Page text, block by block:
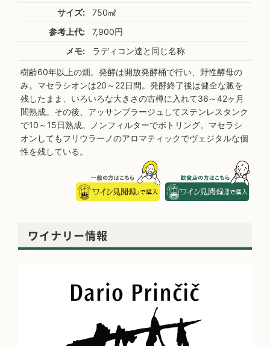
サイズ:
750㎖
参考上代:
7,900円
メモ:
ラディコン達と同じ名称
樹齢60年以上の畑。発酵は開放発酵桶で行い、野性酵母の
み。マセラシオンは20～22日間。発酵終了後は健全な澱を
残したまま、いろいろな大きさの古樽に入れて36～42ヶ月
間熟成。その後、アッサンブラージュしてステンレスタンク
で10～15日熟成。ノンフィルターでボトリング。マセラシ
オンしてもフリウラーノのアロマティックでヴェジタルな個
性を残している。
ワイナリー情報